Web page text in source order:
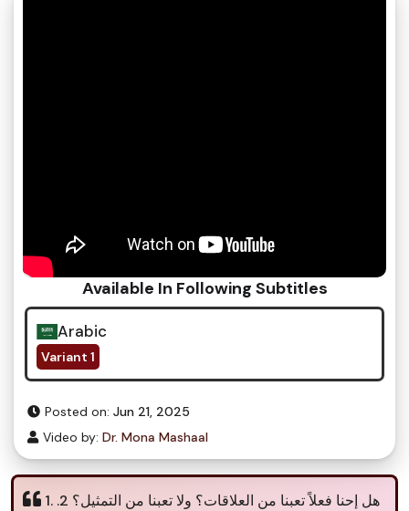
Available In Following Subtitles
Arabic
Variant 1
Posted on: Jun 21, 2025
Video by: Dr. Mona Mashaal
1. هل إحنا فعلاً تعبنا من العلاقات؟ ولا تعبنا من التمثيل؟ 2.